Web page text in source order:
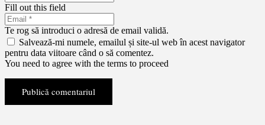
Fill out this field
Te rog să introduci o adresă de email validă.
Salvează-mi numele, emailul și site-ul web în acest navigator
pentru data viitoare când o să comentez.
You need to agree with the terms to proceed
Publică comentariul